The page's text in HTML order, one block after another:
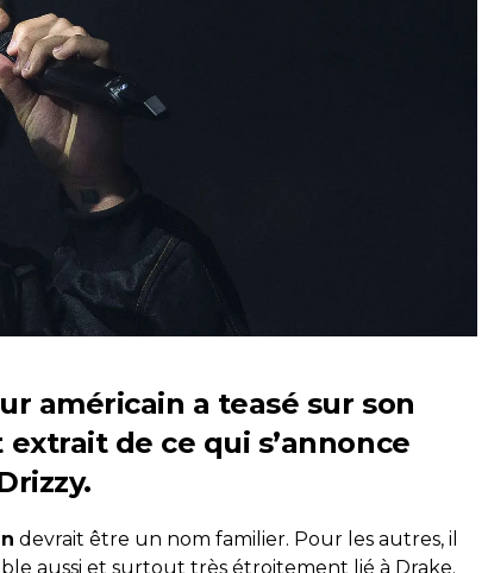
américain a teasé sur son
de ce qui s’annonce
devrait être un nom familier. Pour les autres, il
aussi et surtout très étroitement lié à Drake.